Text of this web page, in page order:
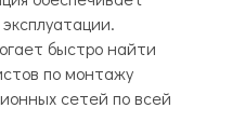
быстро найти
по монтажу
сетей по всей